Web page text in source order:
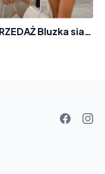
WYPRZEDAŻ Bluzka siatka EMG BL796 miętowo-różowe kwiaty r. 40